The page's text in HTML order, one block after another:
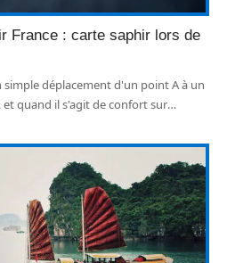
France : carte saphir lors de
simple déplacement d'un point A à un
et quand il s'agit de confort sur…